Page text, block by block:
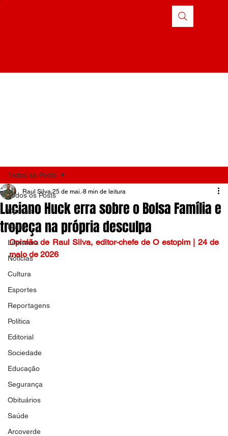
Todos os Posts
Opinião
Brasil
Literatura
Notícias
Cultura
Esportes
Reportagens
Política
Editorial
Sociedade
Educação
Segurança
Obituários
Saúde
Arcoverde
Todos os Posts
Luciano Huck erra sobre o Bolsa Família e
tropeça na própria desculpa
Raul Silva 25 de mai. 8 min de leitura
Opinião de Raul Silva, editor-chefe de O estopim | 24 de
maio de 2026